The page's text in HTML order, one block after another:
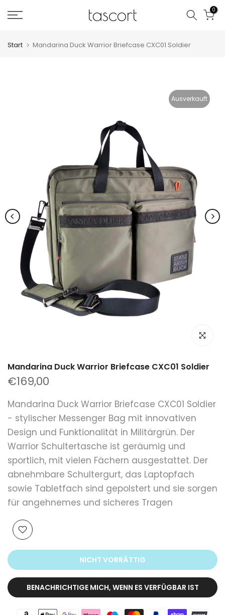
Zum
springen
0
Start Mandarina Duck Warrior Briefcase CXC01 Soldier
Ausverkauft
klicken
Mandarina Duck Warrior Briefcase CXC01 Soldier
€169,00
Mandarina Duck Warrior Briefcase CXC01 Soldier
- stylischer Messenger Bag mit innovativen
Design und Funktionalität in Militärgrün. Der
Warrior Schultertasche ist geräumig und
sportlich, mit vielen Fächern ausgestattet. Der
abnehmbare Schultergurt, das Laptopfach
sowie Tabletfach sind gepolstert und sie sorgen
für angehnemes und sicheres Tragen
NICHT VORRÄTTIG
BENACHRICHTIGE MICH, WENN ES VERFÜGBAR IST